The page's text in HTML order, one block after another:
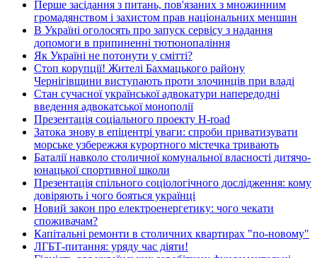
Перше засідання з питань, пов'язаних з множинним
громадянством і захистом прав національних меншин
В Україні оголосять про запуск сервісу з надання
допомоги в припиненні тютюнопаління
Як Україні не потонути у смітті?
Стоп корупції! Жителі Бахмацького району
Чернігівщини виступають проти злочинців при владі
Стан сучасної української адвокатури напередодні
введення адвокатської монополії
Презентація соціального проекту H-road
Затока знову в епіцентрі уваги: спроби приватизувати
морське узбережжя курортного містечка тривають
Баталії навколо столичної комунальної власності дитячо-
юнацької спортивної школи
Презентація спільного соціологічного дослідження: кому
довіряють і чого бояться українці
Новий закон про електроенергетику: чого чекати
споживачам?
Капітальні ремонти в столичних квартирах "по-новому"
ЛГБТ-питання: уряду час діяти!